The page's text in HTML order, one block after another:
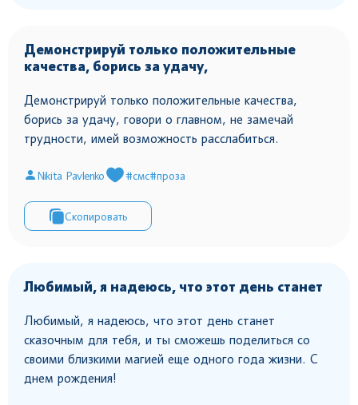
Демонстрируй только положительные
качества, борись за удачу,
Демонстрируй только положительные качества,
борись за удачу, говори о главном, не замечай
трудности, имей возможность расслабиться.
Nikita Pavlenko #смс#проза
Скопировать
Любимый, я надеюсь, что этот день станет
Любимый, я надеюсь, что этот день станет
сказочным для тебя, и ты сможешь поделиться со
своими близкими магией еще одного года жизни. С
днем рождения!